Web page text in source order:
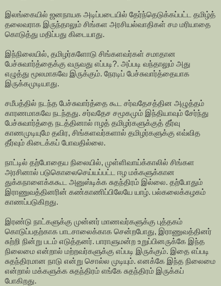
இலங்கையில் ஜனநாயக அடிப்படையில் தேர்ந்தெடுக்கப்பட்ட தமிழ்த்
தலைவராக இருந்தாலும் சிங்கள அரசியல்வாதிகள் சம மரியாதை
கொடுத்து மதிப்பது கிடையாது.
இந்நிலையில், தமிழர்களோடு சிங்களவர்கள் சமாதான
பேச்சுவார்த்தைக்கு வருவது எப்படி?. அப்படி வந்தாலும் அது
எழுத்து மூலமாகவே இருக்கும். நேரடிப் பேச்சுவார்த்தையாக
இருக்கமுடியாது.
சமீபத்தில் நடந்த பேச்சுவார்த்தை கூட சர்வதேசத்தின அழுத்தம்
காரணமாகவே நடந்தது. சர்வதேச சமூகமும் இந்தியாவும் சேர்ந்து
பேச்சுவார்த்தை நடத்தினால் ஈழத் தமிழர்களுக்குத் தீர்வு
காணமுடியுமே தவிர, சிங்களவர்களால் தமிழர்களுக்கு எவ்வித
தீர்வும் கிடைக்கப் போவதில்லை.
நாட்டில் தற்போதைய நிலையில், முள்ளிவாய்க்காலில் சிங்கள
அரசினால் படுகொலைசெய்யப்பட்ட ஈழ மக்களுக்கான
துக்கநாளைக்ககூட அனுஸ்டிக்க சுதந்திரம் இல்லை. தற்போதும்
இராணுவத்தினரின் கண்காணிப்பிலேயே யாழ். பல்கலைக்கழகம்
காணப்படுகிறது.
இரண்டு நாட்களுக்கு முன்னர் மாணவர்களுக்கு புத்தகம்
கொடுப்பதற்காக பாடசாலைக்காக சென்றபோது, இராணுவத்தினர்
சுற்றி நின்று படம் எடுத்தனர். பாராளுமன்ற உறுப்பினருக்கே இந்த
நிலைமை என்றால் மற்றவர்களுக்கு எப்படி இருக்கும். இதை எப்படி
சுதந்திரமான நாடு என்று சொல்ல முடியும். எனக்கே இந்த நிலைமை
என்றால் மக்களுக்க சுதந்திரம் எங்கே சுதந்திரம் இருக்கப்
போகிறது.